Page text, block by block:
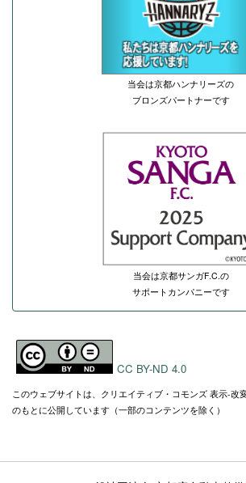
当会は京都ハンナリーズの
ブロンズパートナーです
当会は京都サンガF.C.の
サポートカンパニーです
CC BY-ND 4.0
このウェブサイトは、クリエイティブ・コモンズ 表示-改
のもとに公開しています（一部のコンテンツを除く）